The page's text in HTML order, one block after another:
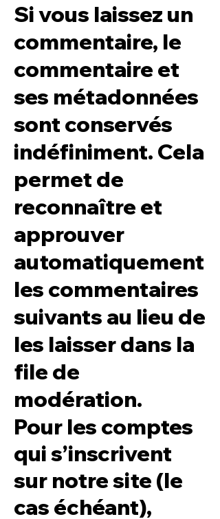
Si vous laissez un
commentaire, le
commentaire et
ses métadonnées
sont conservés
indéfiniment. Cela
permet de
reconnaître et
approuver
automatiquement
les commentaires
suivants au lieu de
les laisser dans la
file de
modération.
Pour les comptes
qui s’inscrivent
sur notre site (le
cas échéant),